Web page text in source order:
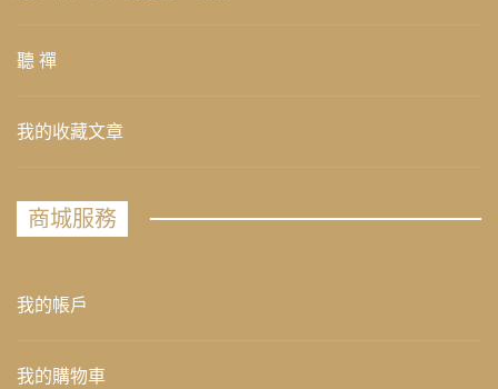
聽 禪
我的收藏文章
商城服務
我的帳戶
我的購物車